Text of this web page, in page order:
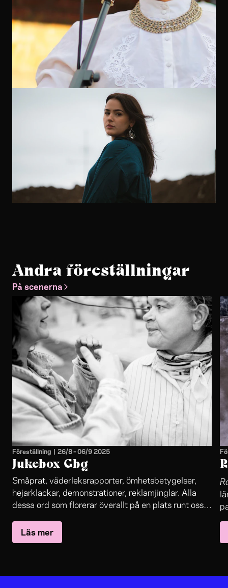
Andra föreställningar
På scenerna
Föreställning | 26/8–06/9 2025
Jukebox Gbg
Småprat, väderleksrapporter, ömhetsbetygelser,
hejarklackar, demonstrationer, reklamjinglar. Alla
dessa ord som florerar överallt på en plats runt oss
gestalta för dig. Du väljer vilka. Som i en jukebox.
Läs mer